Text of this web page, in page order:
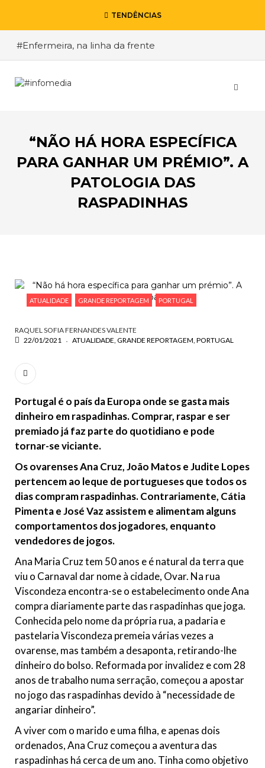
TENDÊNCIAS
#Enfermeira, na linha da frente
#Viver a Covid entre Itália e o Brasil
#O relato de um motorista de pesados, a história
de quem anda cá e lá
“NÃO HÁ HORA ESPECÍFICA
PARA GANHAR UM PRÉMIO”. A
PATOLOGIA DAS
RASPADINHAS
ESCREVA O QUE PROCURA E PRIMA ENTER
ATUALIDADE GRANDE REPORTAGEM PORTUGAL
RAQUEL SOFIA FERNANDES VALENTE
22/01/2021
ATUALIDADE GRANDE REPORTAGEM PORTUGAL
Portugal é o país da Europa onde se gasta mais
dinheiro em raspadinhas. Comprar, raspar e ser
premiado já faz parte do quotidiano e pode
tornar-se viciante.
Os ovarenses Ana Cruz, João Matos e Judite Lopes
pertencem ao leque de portugueses que todos os
dias compram raspadinhas. Contrariamente, Cátia
Pimenta e José Vaz assistem e alimentam alguns
comportamentos dos jogadores, enquanto
vendedores de jogos.
Ana Maria Cruz tem 50 anos e é natural da terra que
viu o Carnaval dar nome à cidade, Ovar. Na rua
Viscondeza encontra-se o estabelecimento onde Ana
compra diariamente parte das raspadinhas que joga.
Conhecida pelo nome da própria rua, a padaria e
pastelaria Viscondeza premeia várias vezes a
ovarense, mas também a desaponta, retirando-lhe
dinheiro do bolso. Reformada por invalidez e com 28
anos de trabalho numa serração, começou a apostar
no jogo das raspadinhas devido à “necessidade de
angariar dinheiro”.
A viver com o marido e uma filha, e apenas dois
ordenados, Ana Cruz começou a aventura das
raspadinhas há cerca de um ano. Tinha como objetivo